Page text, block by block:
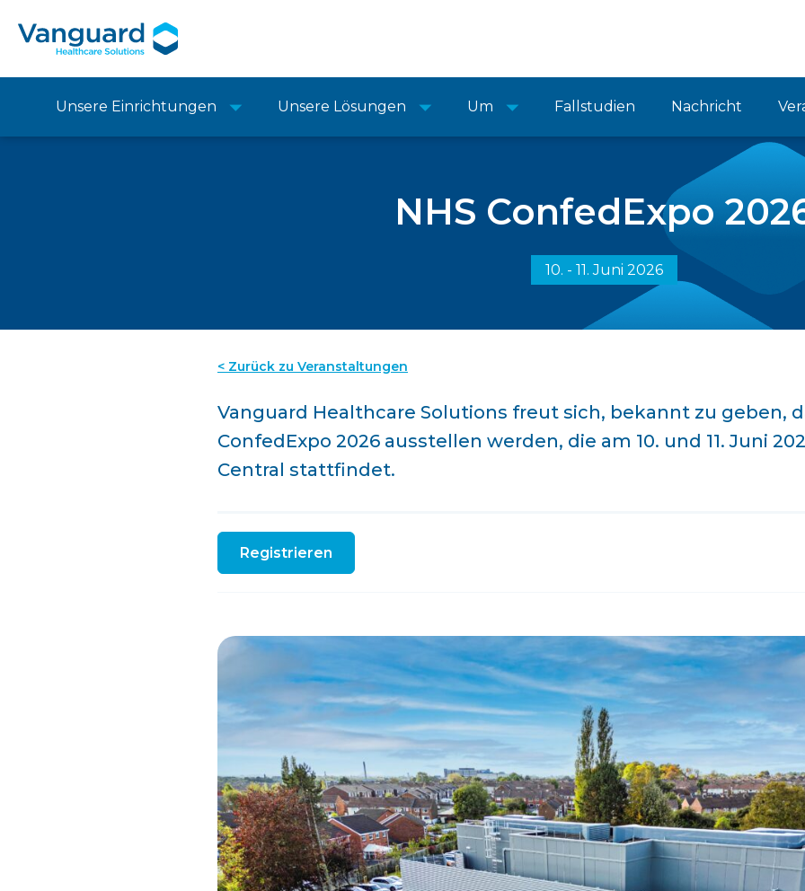
Unsere Einrichtungen Unsere Lösungen Um Fallstudien Nachricht
NHS ConfedExpo
10. - 11. Juni 2026
< Zurück zu Veranstaltungen
Vanguard Healthcare Solutions freut sich, bekannt zu geben,
ConfedExpo 2026 ausstellen werden, die am 10. und 11. Juni
Central stattfindet.
Registrieren